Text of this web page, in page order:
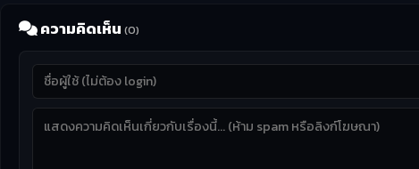
ความคิดเห็น (0)